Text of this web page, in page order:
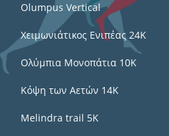
Olumpus Vertical
Χειμωνιάτικος Ενιπέας 24Κ
Ολύμπια Μονοπάτια 10Κ
Κόψη των Αετών 14Κ
Melindra trail 5Κ